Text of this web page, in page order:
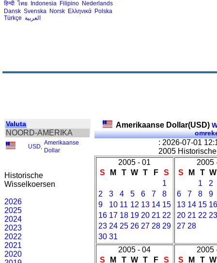
हिन्दी ไทย Indonesia Filipino Nederlands
Dansk Svenska Norsk Ελληνικά Polska
Türkçe العربية
Valuta
NOORD-AMERIKA
USD
Amerikaanse
Dollar
Historische
Wisselkoersen
2026
2025
2024
2023
2022
2021
2020
Amerikaanse Dollar(USD)
: 2026-07-01
2005
2005 - 01
S
M T W T F
S
1
2
3 4 5 6 7
8
9
10 11 12 13 14 15
16 17 18 19 20 21 22
23 24 25 26 27 28 29
30 31
2005
S
M T W
1
2
6
7 8
9
13 14 15 16
20 21 22 23
27 28
2005 - 04
S
M T W T F
S
2005
S
M T W